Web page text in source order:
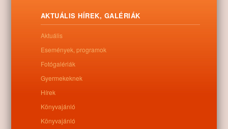
jelentkezők közül az elmúlt szombaton.
Letöltés
0
Kapcsolódó anyagok
AKTUÁLIS HÍREK, GALÉRIÁK
Aktuális
Események, programok
Fotógalériák
Gyermekeknek
Hírek
Könyvajánló
Könyvajánló